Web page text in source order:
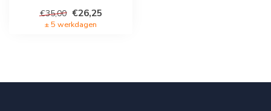
€35,00 €26,25
± 5 werkdagen